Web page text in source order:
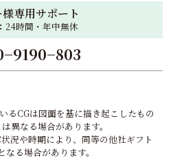
専用サポート
24時間・年中無休
るCGは図面を基に描き起こしたもの
異なる場合があります。
況や時期により、同等の他社ギフト
なる場合があります。